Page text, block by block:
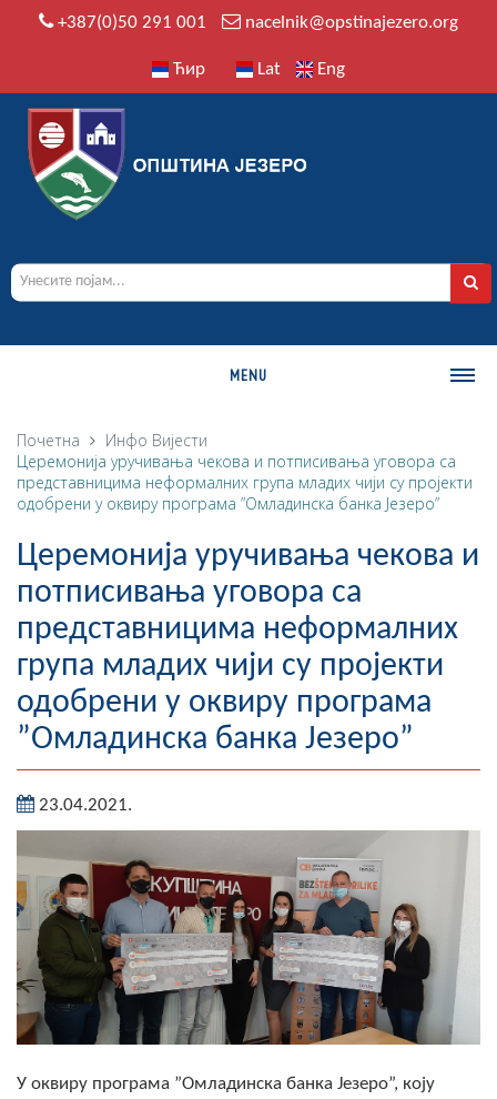
+387(0)50 291 001 nacelnik@opstinajezero.org
Ћир Lat Eng
MENU
О ОПШТИНИ
Историја
Насељена мјеста
Занимљивости
Фотогалерија
НАЧЕЛНИК
О Начелнику
Замјеник начелника
Извјештај о раду начелника
СКУПШТИНА
Статут Општине
Скупштинско вијеће општине језеро
Састав Скупштине
Почетна Инфо Вијести
Церемонија уручивања чекова и потписивања уговора са
представницима неформалних група младих чији су пројекти
одобрени у оквиру програма ”Омладинска банка Језеро”
Церемонија уручивања чекова и
потписивања уговора са
представницима неформалних
група младих чији су пројекти
одобрени у оквиру програма
”Омладинска банка Језеро”
23.04.2021.
У оквиру програма ”Омладинска банка Језеро”, коју